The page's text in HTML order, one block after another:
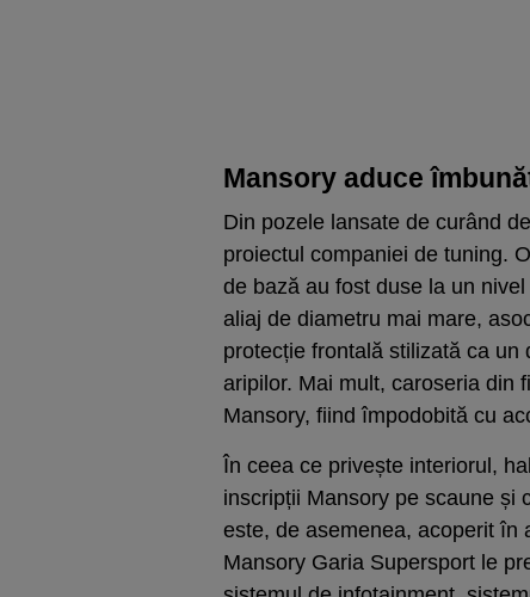
Mansory aduce
Din pozele lansate de curând de
proiectul companiei de tuning.
de bază au fost duse la un
aliaj de diametru mai mare,
protecție frontală stilizată ca
aripilor. Mai mult, caroseria din
Mansory, fiind împodobită cu
În ceea ce privește interiorul,
inscripții Mansory pe scaune și
este, de asemenea, acoperit în
Mansory Garia Supersport le